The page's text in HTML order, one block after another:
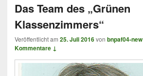
Das Team des „Grünen
Klassenzimmers“
Veröffentlicht am 25. Juli 2016von bnpaf04-new
Kommentare ↓